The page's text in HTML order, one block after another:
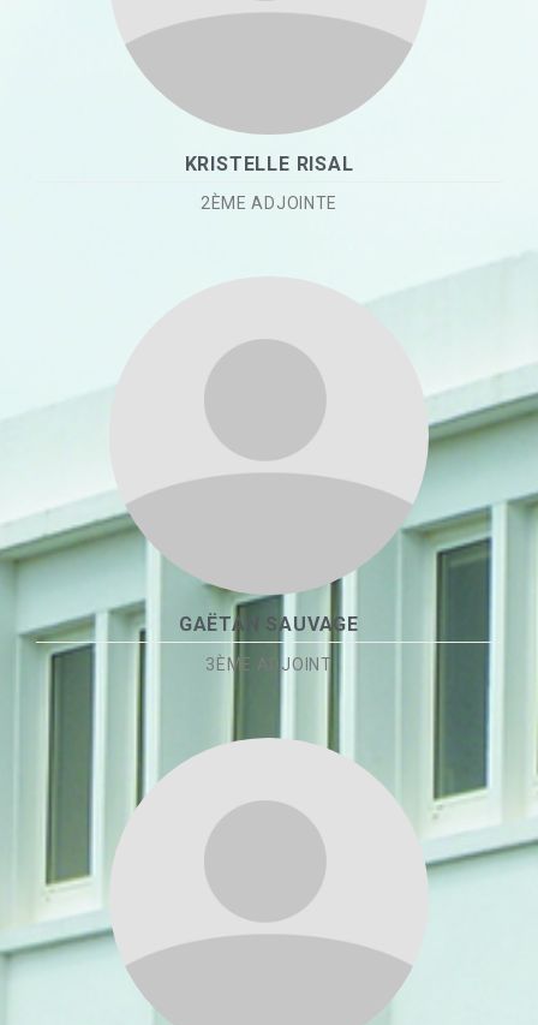
KRISTELLE RISAL
2ÈME ADJOINTE
GAËTAN SAUVAGE
3ÈME ADJOINT